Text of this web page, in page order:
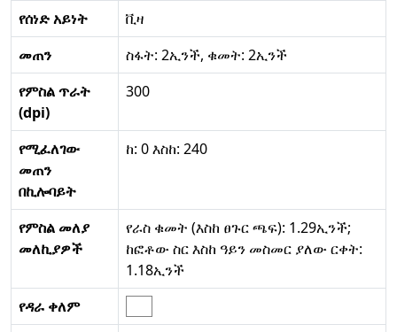
የሰነድ አይነት
ቪዛ
መጠን
ስፋት: 2ኢንች, ቁመት: 2ኢንች
የምስል ጥራት
(dpi)
300
የሚፈለገው
መጠን
በኪሎባይት
ከ: 0 እስከ: 240
የምስል መለያ
መለኪያዎች
የራስ ቁመት (እስከ ፀጉር ጫፍ): 1.29ኢንች;
ከፎቶው ስር እስከ ዓይን መስመር ያለው ርቀት:
1.18ኢንች
የዳራ ቀለም